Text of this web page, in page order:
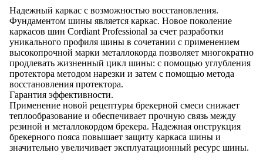
Надежный каркас с возможностью восстановления.
Фундаментом шины является каркас. Новое поколение
каркасов шин Cordiant Professional за счет разработки
уникального профиля шины в сочетании с применением
высокопрочной марки металлокорда позволяет многократно
продлевать жизненный цикл шины: с помощью углубления
протектора методом нарезки и затем с помощью метода
восстановления протектора.
Гарантия эффективности.
Применение новой рецептуры брекерной смеси снижает
теплообразование и обеспечивает прочную связь между
резиной и металлокордом брекера. Надежная онструкция
брекерного пояса повышает защиту каркаса шины и
значительно увеличивает эксплуатационный ресурс шины.